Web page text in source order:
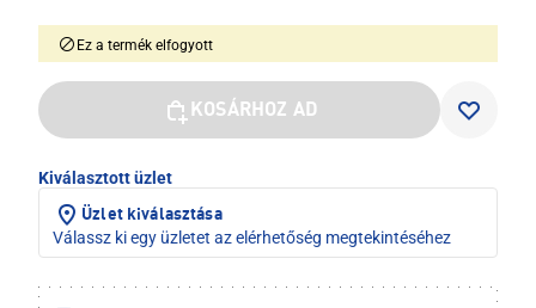
Ez a termék elfogyott
KOSÁRHOZ AD
Kiválasztott üzlet
Üzlet kiválasztása
Válassz ki egy üzletet az elérhetőség megtekintéséhez